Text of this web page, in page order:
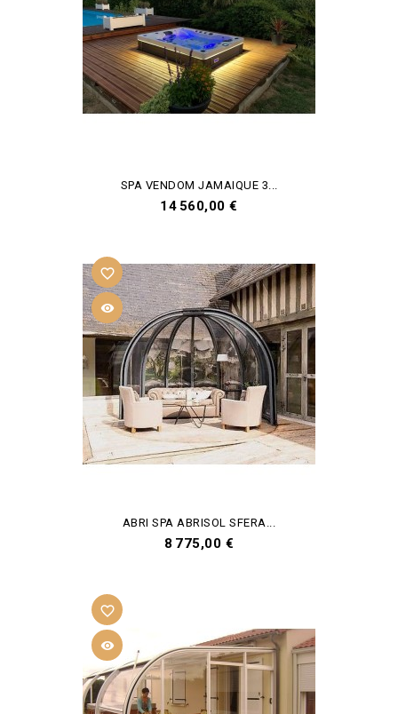
SPA VENDOM JAMAIQUE 3...
Prix
14 560,00 €

favorite_border
ABRI SPA ABRISOL SFERA...
Prix
8 775,00 €

favorite_border